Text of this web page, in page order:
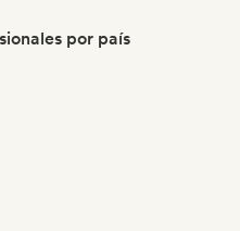
por país